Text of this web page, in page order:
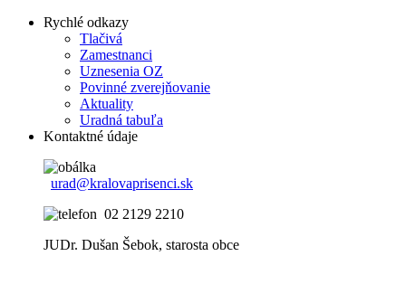
Rychlé odkazy
Tlačivá
Zamestnanci
Uznesenia OZ
Povinné zverejňovanie
Aktuality
Uradná tabuľa
Kontaktné údaje
urad@kralovaprisenci.sk
02 2129 2210
JUDr. Dušan Šebok, starosta obce